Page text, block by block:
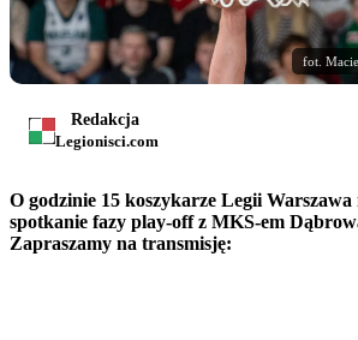
fot.
Redakcja
Legionisci.com
O godzinie 15 koszykarze Legii
spotkanie fazy play-off z MKS-em
Zapraszamy na transmisję: